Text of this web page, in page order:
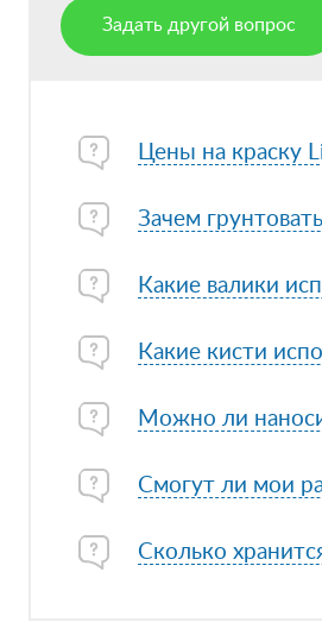
Задать другой вопрос
Цены на краску
Зачем
Какие валики
Какие кисти
Можно ли
Смогут ли мои
Сколько